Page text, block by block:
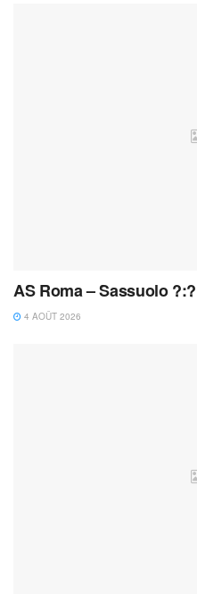
AS Roma – Sassuolo ?:?
4 AOÛT 2026